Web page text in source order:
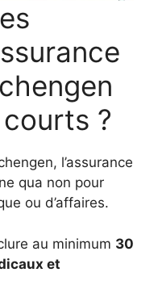
?
l’assurance
qua non pour
ou d’affaires.
au minimum 30
et